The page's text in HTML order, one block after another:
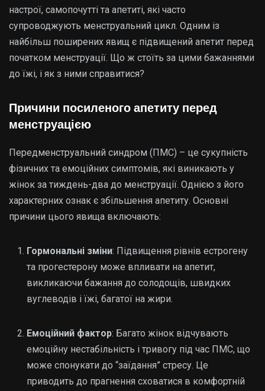
настрої, самопочутті та апетиті, які часто
супроводжують менструальний цикл. Одним із
найбільш поширених явищ є підвищений апетит перед
початком менструації. Що ж стоїть за цими бажаннями
до їжі, і як з ними справитися?
Причини посиленого апетиту перед
менструацією
Передменструальний синдром (ПМС) – це сукупність
фізичних та емоційних симптомів, які виникають у
жінок за тиждень-два до менструації. Однією з його
характерних ознак є збільшення апетиту. Основні
причини цього явища включають:
Гормональні зміни: Підвищення рівнів естрогену
та прогестерону може впливати на апетит,
викликаючи бажання до солодощів, швидких
вуглеводів і їжі, багатої на жири.
Емоційний фактор: Багато жінок відчувають
емоційну нестабільність і тривогу під час ПМС, що
може спонукати до “заїдання” стресу. Це
приводить до прагнення сховатися в комфортній